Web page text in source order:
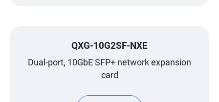
QXG-10G2SF-NXE
Dual-port, 10GbE SFP+ network expansion
card